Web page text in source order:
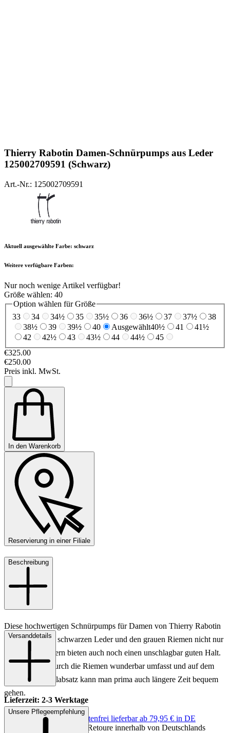
Thierry Rabotin Damen-Schnürpumps aus Leder
125002709591 (Schwarz)
Art.-Nr.: 125002709591
Aktuell ausgewählte Farbe: schwarz
Weitere verfügbare Farben:
Nur noch wenige Artikel verfügbar!
Größe wählen: 40
Option wählen für Größe
33
34 34½ 35 35½ 36 36½ 37 37½
38
38½
39 39½ 40 Ausgewählt40½ 41
41½
42
42½ 43 43½ 44 44½
45
€325.00
€250.00
Preis inkl. MwSt.
In den Warenkorb
Reservierung in einer Filiale
Beschreibung
Diese hochwertigen Schnürpumps für Damen von Thierry Rabotin
sehen mit ihrem schwarzen Leder und den grauen Riemen nicht nur
spitze aus, sondern bieten auch noch einen unschlagbar guten Halt.
Der Fuß wird durch die Riemen wunderbar umfasst und auf dem
mittelhohen Keilabsatz kann man prima auch längere Zeit bequem
gehen.
Art.Nr.: 125002709591
Versanddetails
Lieferzeit: 2-3 Werktage
Keine Versandkosten:
kostenfrei lieferbar ab 79,95 € in DE
Einfache und Kostenlose Retoure innerhalb von Deutschlands
Unsere Pflegeempfehlung